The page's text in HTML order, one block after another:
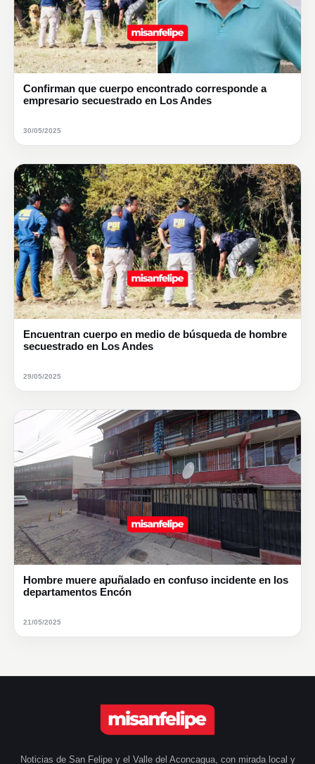
Confirman que cuerpo encontrado corresponde a
empresario secuestrado en Los Andes
30/05/2025
Encuentran cuerpo en medio de búsqueda de hombre
secuestrado en Los Andes
29/05/2025
Hombre muere apuñalado en confuso incidente en los
departamentos Encón
21/05/2025
Noticias de San Felipe y el Valle del Aconcagua, con mirada local y